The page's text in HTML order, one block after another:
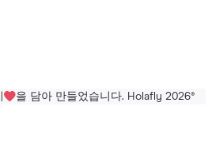
을 담아 만들었습니다. Holafly 2026®